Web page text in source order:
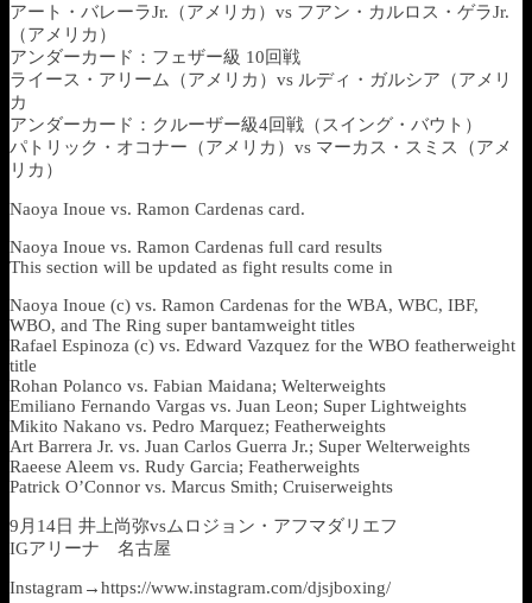
アート・バレーラJr.（アメリカ）vs フアン・カルロス・ゲラJr.
（アメリカ）
アンダーカード：フェザー級 10回戦
ライース・アリーム（アメリカ）vs ルディ・ガルシア（アメリ
カ
アンダーカード：クルーザー級4回戦（スイング・バウト）
パトリック・オコナー（アメリカ）vs マーカス・スミス（アメ
リカ）
Naoya Inoue vs. Ramon Cardenas card.
Naoya Inoue vs. Ramon Cardenas full card results
This section will be updated as fight results come in
Naoya Inoue (c) vs. Ramon Cardenas for the WBA, WBC, IBF,
WBO, and The Ring super bantamweight titles
Rafael Espinoza (c) vs. Edward Vazquez for the WBO featherweight
title
Rohan Polanco vs. Fabian Maidana; Welterweights
Emiliano Fernando Vargas vs. Juan Leon; Super Lightweights
Mikito Nakano vs. Pedro Marquez; Featherweights
Art Barrera Jr. vs. Juan Carlos Guerra Jr.; Super Welterweights
Raeese Aleem vs. Rudy Garcia; Featherweights
Patrick O’Connor vs. Marcus Smith; Cruiserweights
9月14日 井上尚弥vsムロジョン・アフマダリエフ
IGアリーナ 名古屋
Instagram→https://www.instagram.com/djsjboxing/